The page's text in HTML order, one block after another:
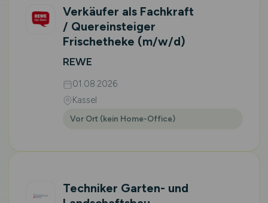
Verkäufer als Fachkraft
/ Quereinsteiger
Frischetheke (m/w/d)
REWE
01.08.2026
Kassel
Vor Ort (kein Home-Office)
Techniker Garten- und